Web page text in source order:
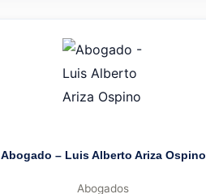
Abogado – Luis Alberto Ariza Ospino
Abogados